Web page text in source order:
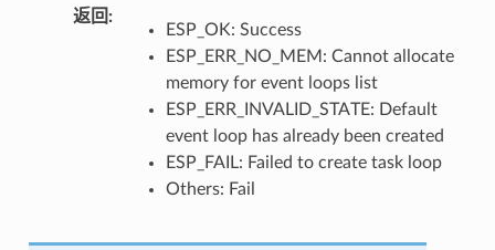
返回 :
ESP_OK: Success
ESP_ERR_NO_MEM: Cannot allocate
memory for event loops list
ESP_ERR_INVALID_STATE: Default
event loop has already been created
ESP_FAIL: Failed to create task loop
Others: Fail